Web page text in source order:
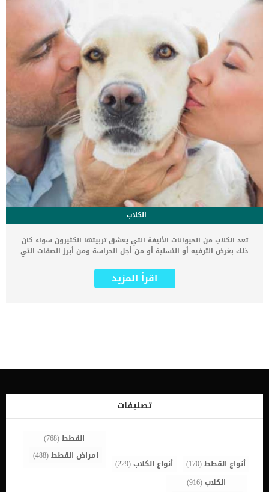
تغري الكلاب والقطط وتدفعهم إلى تناول الطعام وتفتح شهيتهم إليه.
الكلاب
تعد الكلاب من الحيوانات الأليفة التي يعشق تربيتها الكثيرون سواء كان
ذلك بغرض الترفيه أو التسلية أو من أجل الحراسة ومن أبرز الصفات التي
يهتم المربيون بالكلاب ويحرصون على رعايتها تكون النتيجة قمة الحب
والوفاء من الكلاب لهم، ومن أجل ذلك يجب معرفة جميع التفاصيل عن
من المشكلات الصحية التي قد تحدث بسبب الاختلاط، ومن أهم أساليب
تنظيف المكان الذي يجلس فيه والأوعية التي يتناول فيها طعامه لتجنب
انتشار أي نوع من أنواع الأمراض والبكتيريا في المنزل. اقرأ أيضا: أضرار
تربية الكلاب في المنزل مع الأطفال الصغار أنواع الكلاب المنزلية التي
اقرأ المزيد
تصنيفات
أنواع القطط(170) أنواع الكلاب(229)
القطط(768)
امراض القطط(488)
الكلاب(916)